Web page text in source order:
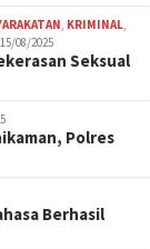
KRIMINAL
15/08/2025
Seksual
Polres
Berhasil